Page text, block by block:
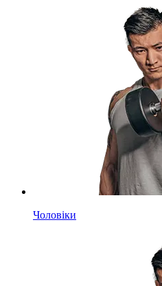
Чоловіки